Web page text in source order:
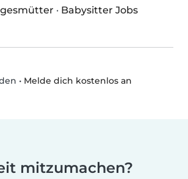
· Babysitter Jobs
• Melde dich kostenlos an
mitzumachen?